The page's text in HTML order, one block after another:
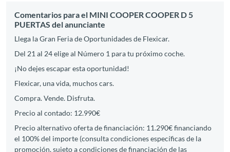
Comentarios para el MINI COOPER COOPER D 5
PUERTAS del anunciante
Llega la Gran Feria de Oportunidades de Flexicar.
Del 21 al 24 elige al Número 1 para tu próximo coche.
¡No dejes escapar esta oportunidad!
Flexicar, una vida, muchos cars.
Compra. Vende. Disfruta.
Precio al contado: 12.990€
Precio alternativo oferta de financiación: 11.290€ financiando
el 100% del importe (consulta condiciones específicas de la
promoción, sujeto a condiciones de financiación de las